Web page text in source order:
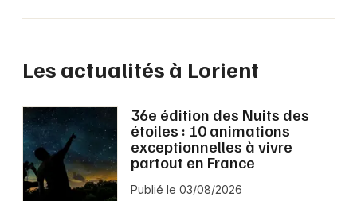
Les actualités à Lorient
36e édition des Nuits des
étoiles : 10 animations
exceptionnelles à vivre
partout en France
Publié le 03/08/2026